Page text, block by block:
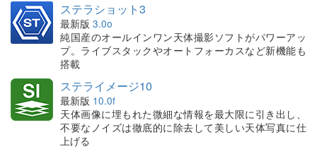
ステラショット3
最新版 3.0o
純国産のオールインワン天体撮影ソフトがパワーアッ
プ。ライブスタックやオートフォーカスなど新機能も
搭載
ステライメージ10
最新版 10.0f
天体画像に埋もれた微細な情報を最大限に引き出し、
不要なノイズは徹底的に除去して美しい天体写真に仕
上げる